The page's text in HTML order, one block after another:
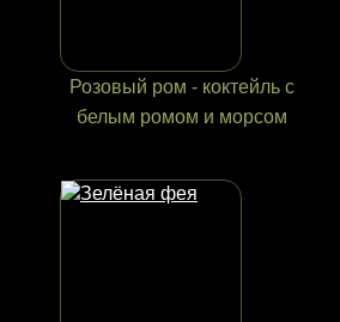
Розовый ром - коктейль с
белым ромом и морсом